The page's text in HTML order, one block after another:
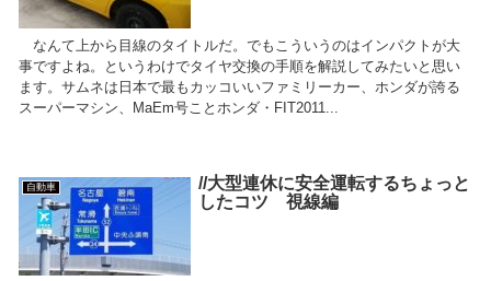
なんて上から目線のタイトルだ。でもこういうのはインパクトが大
事ですよね。というわけでタイヤ交換の手順を解説してみたいと思い
ます。サムネは日本で最もカッコいいファミリーカー、ホンダが誇る
スーパーマシン、MaEm号ことホンダ・FIT2011...
自動車
//大型連休に安全運転するちょっと
したコツ 視線編